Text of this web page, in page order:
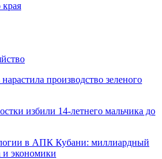
производство зеленого
избили 14-летнего мальчика до
в АПК Кубани: миллиардный
и экономики